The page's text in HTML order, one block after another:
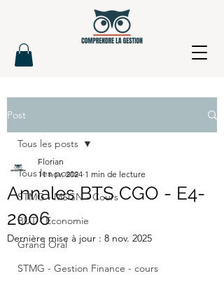
Post
Tous les posts
STMG - MSGN - Cours
BUT - Economie
Grand Oral
STMG - Gestion Finance - cours
Tous les posts
Annales BTS CGO - E4-
2006
Florian
11 nov. 2024 1 min de lecture
Dernière mise à jour : 8 nov. 2025